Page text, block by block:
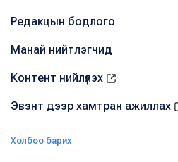
Редакцын бодлого
Манай нийтлэгчид
Контент нийлүүлэх
Эвэнт дээр хамтран ажиллах
Холбоо барих